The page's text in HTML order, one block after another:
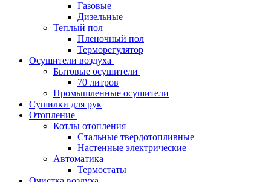
Газовые
Дизельные
Теплый пол
Пленочный пол
Терморегулятор
Осушители воздуха
Бытовые осушители
70 литров
Промышленные осушители
Сушилки для рук
Отопление
Котлы отопления
Стальные твердотопливные
Настенные электрические
Автоматика
Термостаты